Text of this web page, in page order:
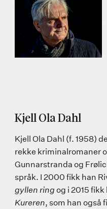
Kjell Ola Dahl
Kjell Ola Dahl (f. 1958)
rekke kriminalromaner
Gunnarstranda og
språk. I 2000 fikk han
gyllen ring og i 2015
Kureren, som han også